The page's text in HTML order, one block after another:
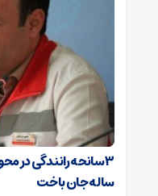
ساله جان باخت